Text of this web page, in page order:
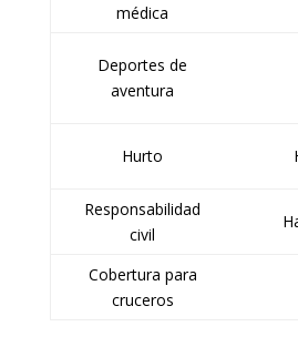
médica
Deportes de
aventura
Hurto
Responsabilidad
civil
Cobertura para
cruceros